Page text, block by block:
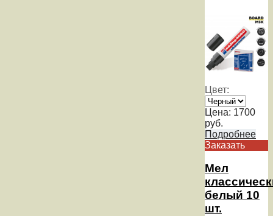
Цвет:
Цена: 1700
руб.
Подробнее
Заказать
Мел
белый 10
шт.